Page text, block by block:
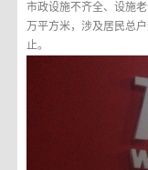
市政设施不齐全、设施
万平方米，涉及居民总
止。